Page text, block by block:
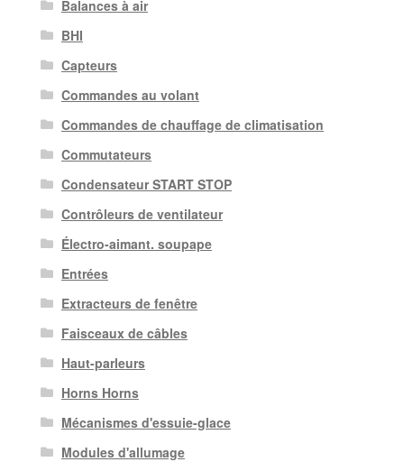
Balances à air
BHI
Capteurs
Commandes au volant
Commandes de chauffage de climatisation
Commutateurs
Condensateur START STOP
Contrôleurs de ventilateur
Électro-aimant. soupape
Entrées
Extracteurs de fenêtre
Faisceaux de câbles
Haut-parleurs
Horns Horns
Mécanismes d'essuie-glace
Modules d'allumage